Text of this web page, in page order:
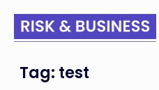
Tag: test